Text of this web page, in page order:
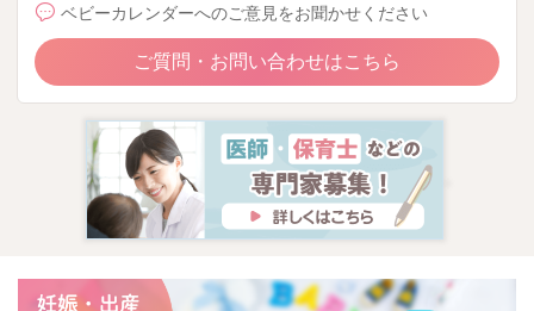
ベビーカレンダーへのご意見をお聞かせください
ご質問・お問い合わせはこちら